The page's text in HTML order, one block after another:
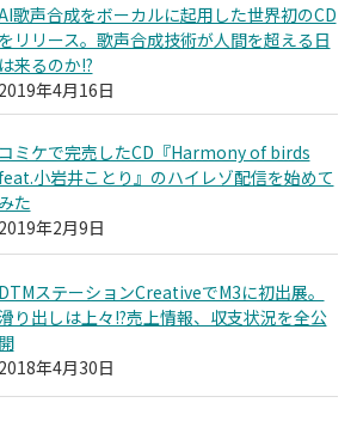
歌声合成をボーカルに起用した世界初のCD
をリリース。歌声合成技術が人間を超える日
は来るのか!?
2019年4月16日
コミケで完売したCD『Harmony of birds
小岩井ことり』のハイレゾ配信を始めて
みた
2019年2月9日
DTMステーションCreativeでM3に初出展。
り出しは上々!?売上情報、収支状況を全公
開
2018年4月30日